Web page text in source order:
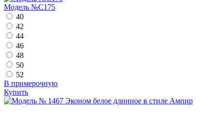
Модель №C175
40
42
44
46
48
50
52
В примерочную
Купить